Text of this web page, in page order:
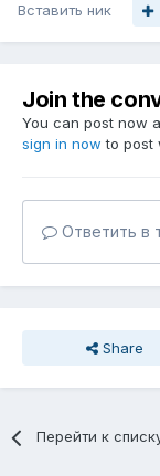
Вставить ник
Join the
You can post now
sign in now to post
Ответить в
Share
Перейти к